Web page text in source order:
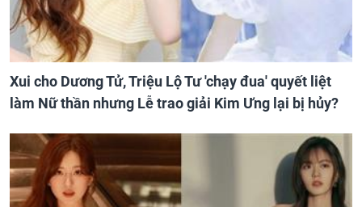
Xui cho Dương Tử, Triệu Lộ Tư 'chạy đua' quyết liệt
làm Nữ thần nhưng Lễ trao giải Kim Ưng lại bị hủy?